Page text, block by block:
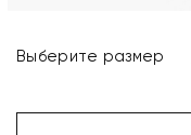
Выберите размер